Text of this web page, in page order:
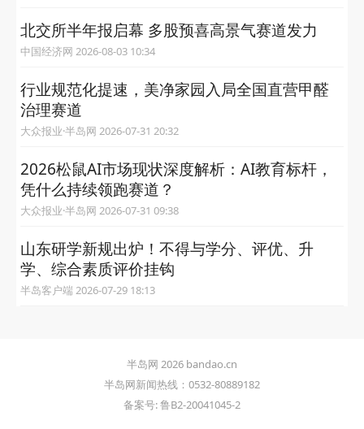
北交所半年报启幕 多股预喜高景气赛道发力
中国经济网 2026-08-03 10:34
行业规范化提速，美净家园入局全国直营甲醛
治理赛道
大众报业·半岛网 2026-07-31 20:32
2026松鼠AI市场现状深度解析：AI教育标杆，
凭什么持续领跑赛道？
大众报业·半岛网 2026-07-31 09:38
山东研学新规出炉！不得与学分、评优、升
学、综合素质评价挂钩
半岛客户端 2026-07-29 18:13
半岛网 2026 bandao.cn
半岛网新闻热线：0532-80889182
备案号: 鲁B2-20041045-2